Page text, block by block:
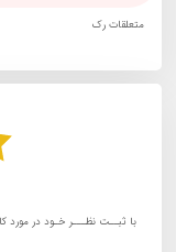
متعلقات رک
با ثبــت نظـــر خـود در مورد